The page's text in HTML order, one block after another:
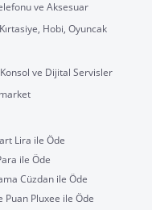
ve Aksesuar
Hobi, Oyuncak
ve Dijital Servisler
Lira ile Öde
ile Öde
Cüzdan ile Öde
Puan Pluxee ile Öde